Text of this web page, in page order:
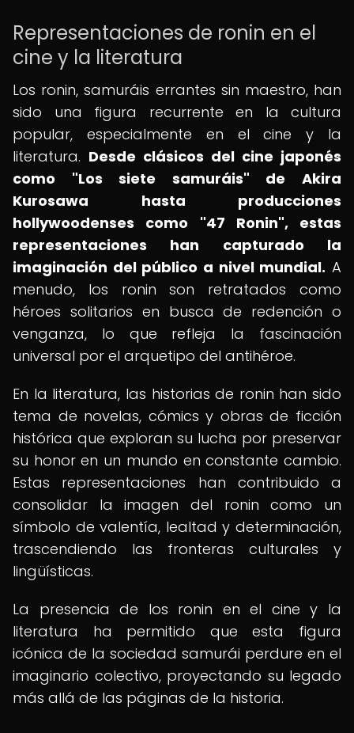
Representaciones de ronin en el
cine y la literatura
Los ronin, samuráis errantes sin maestro, han
sido una figura recurrente en la cultura
popular, especialmente en el cine y la
literatura. Desde clásicos del cine japonés
como "Los siete samuráis" de Akira
Kurosawa hasta producciones
hollywoodenses como "47 Ronin", estas
representaciones han capturado la
imaginación del público a nivel mundial. A
menudo, los ronin son retratados como
héroes solitarios en busca de redención o
venganza, lo que refleja la fascinación
universal por el arquetipo del antihéroe.
En la literatura, las historias de ronin han sido
tema de novelas, cómics y obras de ficción
histórica que exploran su lucha por preservar
su honor en un mundo en constante cambio.
Estas representaciones han contribuido a
consolidar la imagen del ronin como un
símbolo de valentía, lealtad y determinación,
trascendiendo las fronteras culturales y
lingüísticas.
La presencia de los ronin en el cine y la
literatura ha permitido que esta figura
icónica de la sociedad samurái perdure en el
imaginario colectivo, proyectando su legado
más allá de las páginas de la historia.